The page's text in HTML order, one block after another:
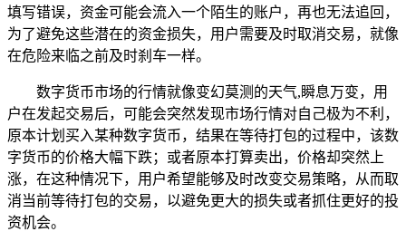
填写错误，资金可能会流入一个陌生的账户，再也无法追回，
为了避免这些潜在的资金损失，用户需要及时取消交易，就像
在危险来临之前及时刹车一样。
数字货币市场的行情就像变幻莫测的天气,瞬息万变，用
户在发起交易后，可能会突然发现市场行情对自己极为不利，
原本计划买入某种数字货币，结果在等待打包的过程中，该数
字货币的价格大幅下跌；或者原本打算卖出，价格却突然上
涨，在这种情况下，用户希望能够及时改变交易策略，从而取
消当前等待打包的交易，以避免更大的损失或者抓住更好的投
资机会。